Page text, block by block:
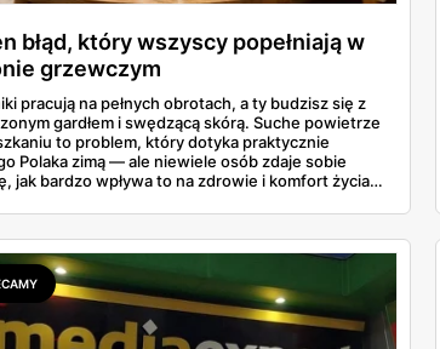
błąd, który wszyscy popełniają w
grzewczym
pracują na pełnych obrotach, a ty budzisz się z
gardłem i swędzącą skórą. Suche powietrze
to problem, który dotyka praktycznie
Polaka zimą — ale niewiele osób zdaje sobie
jak bardzo wpływa to na zdrowie i komfort życia.
gdy norma mówi o minimum 40-60%.
Prostsze, niż myślisz, i nie wymaga
ani ogromnych wydatków.